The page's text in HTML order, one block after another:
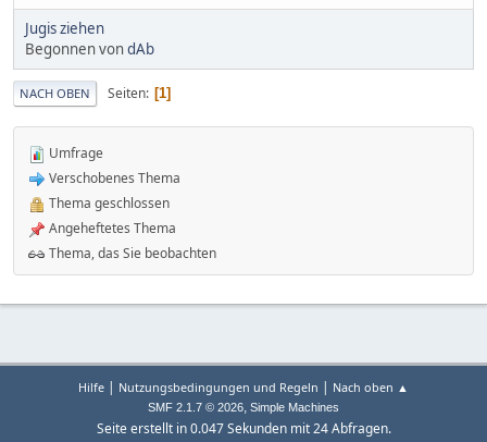
Jugis ziehen
Begonnen vondAb
NACH OBEN Seiten 1
Umfrage
Verschobenes Thema
Thema geschlossen
Angeheftetes Thema
Thema, das Sie beobachten
Hilfe | Nutzungsbedingungen und Regeln | Nach oben ▲
SMF 2.1.7 © 2026, Simple Machines
Seite erstellt in 0.047 Sekunden mit 24 Abfragen.